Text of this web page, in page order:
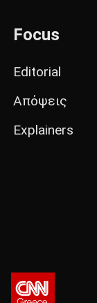
Focus
Editorial
Απόψεις
Explainers